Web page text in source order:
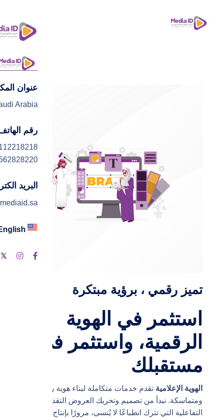
عنوان
Arabia
رقم
البريد
تميز رقمي ، برؤية مبتكرة
استثمر في الهوية
الرقمية، واستثمر في
مستقبلك
الهوية الإعلامية تقدم خدمات متكاملة لبناء هوية رقمية قوية
ومتماسكة. نبدأ من تصميم وتحريك العروض التقديمية
التفاعلية التي تترك انطباعًا لا يُنسى، مرورًا بإنتاج الأفلام